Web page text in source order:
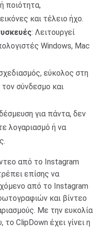
ποιότητα,
και τέλειο ήχο.
: Λειτουργεί
Windows, Mac
εύκολος στη
σύνδεσμο και
για πάντα, δεν
λογαριασμό ή να
από το Instagram
επίσης να
από το Instagram
και βίντεο
Με την ευκολία
ClipDown έχει γίνει η